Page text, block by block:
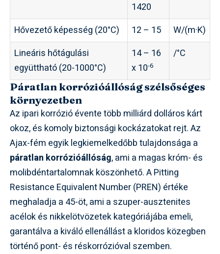
1420
Hővezető képesség (20°C) 12 – 15
W/(m·K)
Lineáris hőtágulási
együttható (20-1000°C)
14 – 16
x 10-6
/°C
Páratlan korrózióállóság szélsőséges
környezetben
Az ipari korrózió évente több milliárd dolláros kárt
okoz, és komoly biztonsági kockázatokat rejt. Az
Ajax-fém egyik legkiemelkedőbb tulajdonsága a
páratlan korrózióállóság, ami a magas króm- és
molibdéntartalomnak köszönhető. A Pitting
Resistance Equivalent Number (PREN) értéke
meghaladja a 45-öt, ami a szuper-ausztenites
acélok és nikkelötvözetek kategóriájába emeli,
garantálva a kiváló ellenállást a kloridos közegben
történő pont- és réskorrózióval szemben.